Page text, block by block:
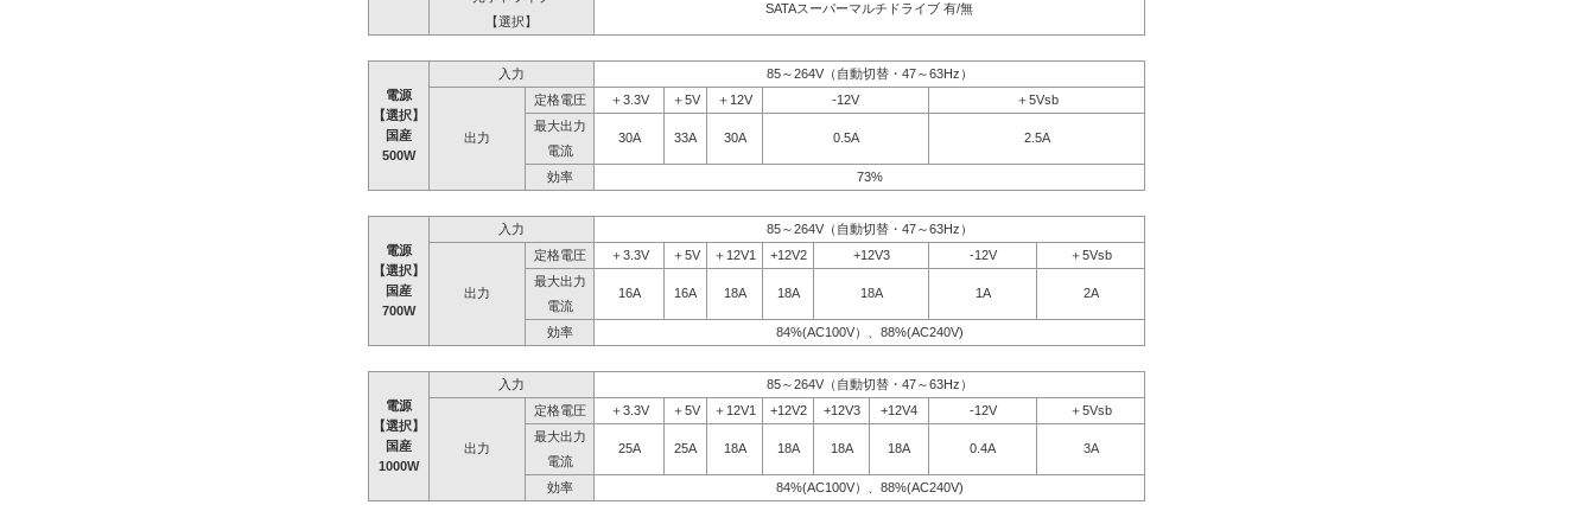
SATAスーパーマルチドライブ 有/無
【選択】
電源
【選択】
国産
500W
入力 85～264V（自動切替・47～63Hz）
出力
定格電圧 ＋3.3V ＋5V ＋12V -12V
＋5Vsb
最大出力
30A
33A 30A 0.5A
2.5A
電流
効率
73%
電源
【選択】
国産
700W
入力 85～264V（自動切替・47～63Hz）
出力
定格電圧 ＋3.3V ＋5V ＋12V1 +12V2 +12V3 -12V
＋5Vsb
最大出力
16A
16A 18A 18A 18A 1A
2A
電流
効率
84%(AC100V）、88%(AC240V)
電源
【選択】
国産
1000W
入力 85～264V（自動切替・47～63Hz）
出力
定格電圧 ＋3.3V ＋5V ＋12V1 +12V2 +12V3 +12V4 -12V
＋5Vsb
最大出力
25A
25A 18A 18A 18A 18A 0.4A
3A
電流
効率
84%(AC100V）、88%(AC240V)